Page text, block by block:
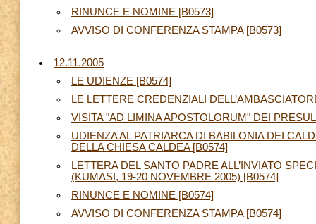
RINUNCE E NOMINE [B0573]
AVVISO DI CONFERENZA STAMPA [B0573]
12.11.2005
LE UDIENZE [B0574]
LE LETTERE CREDENZIALI
VISITA "AD LIMINA APOSTOLORUM" DEI
UDIENZA AL PATRIARCA DI BABILONIA DEI
DELLA CHIESA CALDEA [B0574]
LETTERA DEL SANTO PADRE ALL’INVIATO
(KUMASI, 19-20 NOVEMBRE 2005) [B0574]
RINUNCE E NOMINE [B0574]
AVVISO DI CONFERENZA STAMPA [B0574]